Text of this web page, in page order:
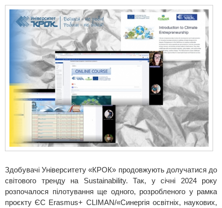
Здобувачі Університету «КРОК» продовжують долучатися до
світового тренду на Sustainability. Так, у січні 2024 року
розпочалося пілотування ще одного, розробленого у рамка
проєкту ЄС Erasmus+ CLIMAN/«Синергія освітніх, наукових,